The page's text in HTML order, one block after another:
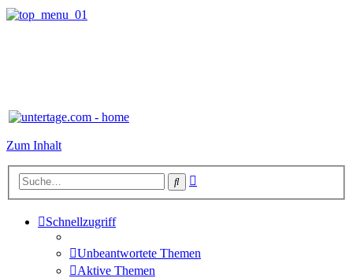
Zum Inhalt
Suche
Schnellzugriff
Unbeantwortete Themen
Aktive Themen